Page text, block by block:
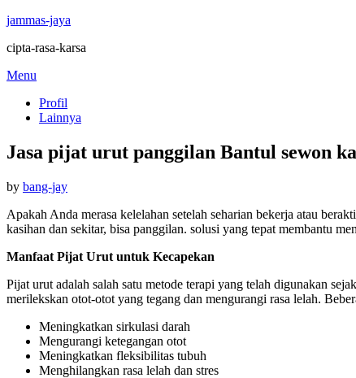
jammas-jaya
cipta-rasa-karsa
Skip
content
Menu
Profil
Lainnya
Jasa pijat urut panggilan Bantul sewon
by bang-jayPosted
Apakah Anda merasa kelelahan setelah seharian bekerja atau
kasihan dan sekitar, bisa panggilan. solusi yang tepat membantu
Manfaat Pijat Urut untuk Kecapekan
Pijat urut adalah salah satu metode terapi yang telah digunakan
merilekskan otot-otot yang tegang dan mengurangi rasa lelah.
Meningkatkan sirkulasi darah
Mengurangi ketegangan otot
Meningkatkan fleksibilitas tubuh
Menghilangkan rasa lelah dan stres